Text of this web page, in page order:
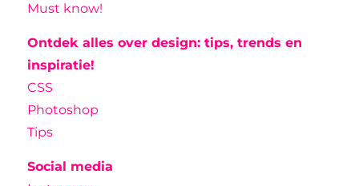
Must know!
Ontdek alles over design: tips, trends en
inspiratie!
CSS
Photoshop
Tips
Social media